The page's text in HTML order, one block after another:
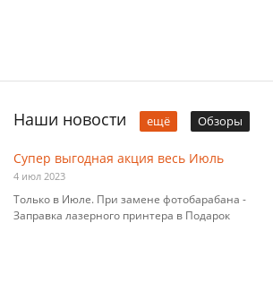
Наши новости ещё Обзоры
Супер выгодная акция весь Июль
4 июл 2023
Только в Июле. При замене фотобарабана -
Заправка лазерного принтера в Подарок